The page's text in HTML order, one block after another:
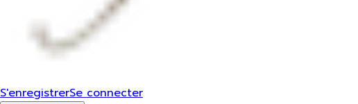
S'enregistrerSe connecter